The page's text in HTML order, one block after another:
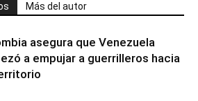
Más del autor
asegura que Venezuela
a empujar a guerrilleros hacia